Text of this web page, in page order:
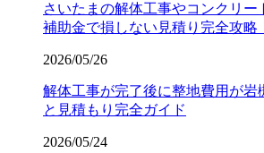
さいたまの解体工事やコンクリー
補助金で損しない見積り完全攻略
2026/05/26
解体工事が完了後に整地費用が岩
と見積もり完全ガイド
2026/05/24